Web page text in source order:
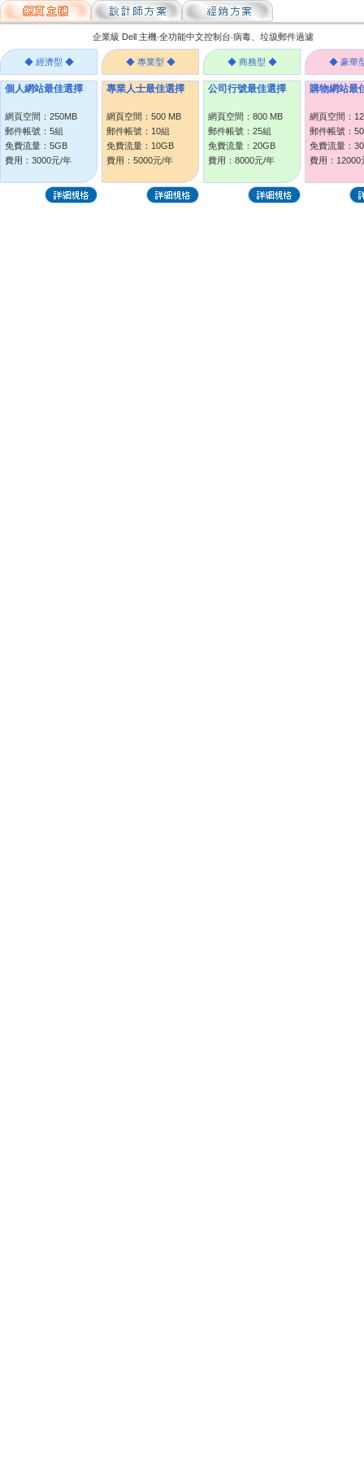
企業級 Dell 主機‧全功能中文控制台‧病毒、垃圾郵件過濾
◆ 經濟型 ◆
個人網站最佳選擇
網頁空間：250MB
郵件帳號：5組
免費流量：5GB
費用：3000元/年
◆ 專業型 ◆
專業人士最佳選擇
網頁空間：500 MB
郵件帳號：10組
免費流量：10GB
費用：5000元/年
◆ 商務型 ◆
公司行號最佳選擇
網頁空間：800 MB
郵件帳號：25組
免費流量：20GB
費用：8000元/年
◆ 豪華
購物網站最
網頁空間：
郵件帳號：
免費流量：
費用：12000